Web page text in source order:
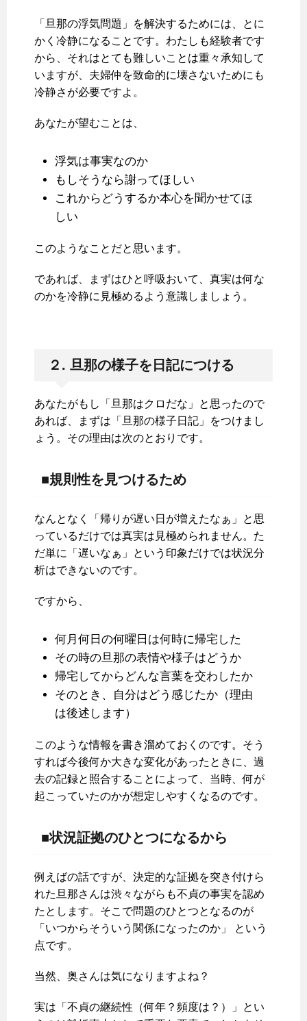
「旦那の浮気問題」を解決するためには、とに
かく冷静になることです。わたしも経験者です
から、それはとても難しいことは重々承知して
いますが、夫婦仲を致命的に壊さないためにも
冷静さが必要ですよ。
あなたが望むことは、
浮気は事実なのか
もしそうなら謝ってほしい
これからどうするか本心を聞かせてほ
しい
このようなことだと思います。
であれば、まずはひと呼吸おいて、真実は何な
のかを冷静に見極めるよう意識しましょう。
２. 旦那の様子を日記につける
あなたがもし「旦那はクロだな」と思ったので
あれば、まずは「旦那の様子日記」をつけまし
ょう。その理由は次のとおりです。
■規則性を見つけるため
なんとなく「帰りが遅い日が増えたなぁ」と思
っているだけでは真実は見極められません。た
だ単に「遅いなぁ」という印象だけでは状況分
析はできないのです。
ですから、
何月何日の何曜日は何時に帰宅した
その時の旦那の表情や様子はどうか
帰宅してからどんな言葉を交わしたか
そのとき、自分はどう感じたか（理由
は後述します）
このような情報を書き溜めておくのです。そう
すれば今後何か大きな変化があったときに、過
去の記録と照合することによって、当時、何が
起こっていたのかが想定しやすくなるのです。
■状況証拠のひとつになるから
例えばの話ですが、決定的な証拠を突き付けら
れた旦那さんは渋々ながらも不貞の事実を認め
たとします。そこで問題のひとつとなるのが
「いつからそういう関係になったのか」 という
点です。
当然、奥さんは気になりますよね？
実は「不貞の継続性（何年？頻度は？）」とい